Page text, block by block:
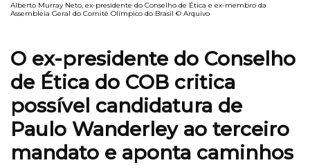
Alberto Murray Neto, ex-presidente do Conselho de Ética e ex-membro da
Assembleia Geral do Comitê Olímpico do Brasil © Arquivo
O ex-presidente do Conselho
de Ética do COB critica
possível candidatura de
Paulo Wanderley ao terceiro
mandato e aponta caminhos